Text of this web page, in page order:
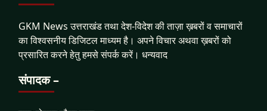
GKM News उत्तराखंड तथा देश-विदेश की ताज़ा ख़बरों व समाचारों
का विश्वसनीय डिजिटल माध्यम है। अपने विचार अथवा ख़बरों को
प्रसारित करने हेतु हमसे संपर्क करें। धन्यवाद
संपादक –